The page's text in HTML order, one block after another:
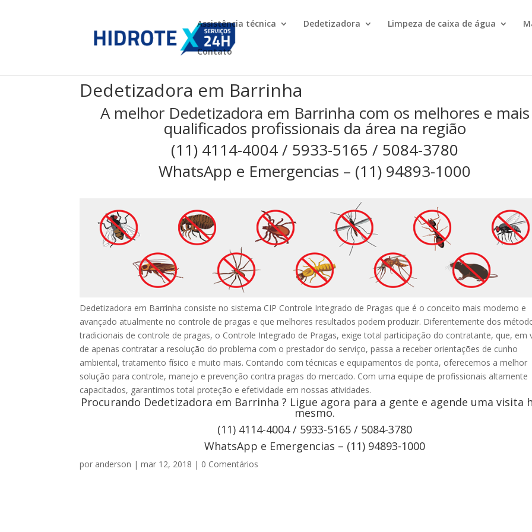
Assistência técnica Dedetizadora Limpeza de caixa de água
Contato
Dedetizadora em Barrinha
A melhor Dedetizadora em Barrinha com os melhores e mais
qualificados profissionais da área na região
(11) 4114-4004 / 5933-5165 / 5084-3780
WhatsApp e Emergencias – (11) 94893-1000
Dedetizadora em Barrinha consiste no sistema CIP Controle Integrado de Pragas que é o conceito mais moderno e
avançado atualmente no controle de pragas e que melhores resultados podem produzir. Diferentemente dos
tradicionais de controle de pragas, o Controle Integrado de Pragas, exige total participação do contratante, que, em
de apenas contratar a resolução do problema com o prestador do serviço, passa a receber orientações de cunho
ambiental, tratamento físico e muito mais. Contando com técnicas e equipamentos de ponta, oferecemos a melhor
solução para controle, manejo e prevenção contra pragas do mercado. Com uma equipe de profissionais altamente
capacitados, garantimos total proteção e efetividade em nossas atividades.
Procurando Dedetizadora em Barrinha ? Ligue agora para a gente e agende uma visita
mesmo.
(11) 4114-4004 / 5933-5165 / 5084-3780
WhatsApp e Emergencias – (11) 94893-1000
por anderson |mar 12, 2018 | 0 Comentários